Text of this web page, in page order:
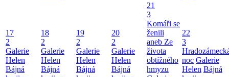
17
2
Galerie
Helen
Bájná
18
2
Galerie
Helen
Bájná
19
2
Galerie
Helen
Bájná
20
2
Galerie
Helen
Bájná
21
3
Komáři se
ženili
aneb Ze
života
obtížného
hmyzu
22
3
noc Galerie
Helen Bájná